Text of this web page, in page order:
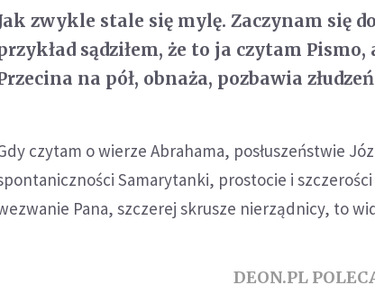
zwykle stale się mylę. Zaczynam się
sądziłem, że to ja czytam Pismo,
na pół, obnaża, pozbawia
czytam o wierze Abrahama, posłuszeństwie
Samarytanki, prostocie i
Pana, szczerej skrusze nierządnicy, to
DEON.PL